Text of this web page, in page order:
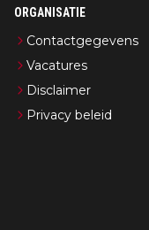
ORGANISATIE
Contactgegevens
Vacatures
Disclaimer
Privacy beleid